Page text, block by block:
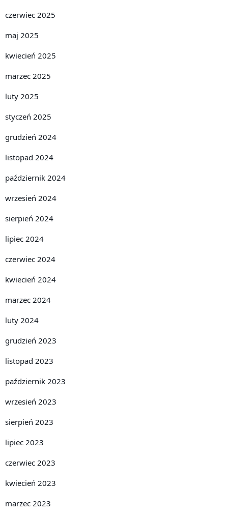
czerwiec 2025
maj 2025
kwiecień 2025
marzec 2025
luty 2025
styczeń 2025
grudzień 2024
listopad 2024
październik 2024
wrzesień 2024
sierpień 2024
lipiec 2024
czerwiec 2024
kwiecień 2024
marzec 2024
luty 2024
grudzień 2023
listopad 2023
październik 2023
wrzesień 2023
sierpień 2023
lipiec 2023
czerwiec 2023
kwiecień 2023
marzec 2023